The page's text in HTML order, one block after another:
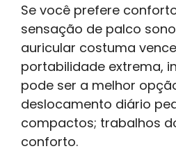
Se você prefere
sensação de palco
auricular costuma
portabilidade extrema,
pode ser a melhor
deslocamento diário
compactos; trabalhos
conforto.